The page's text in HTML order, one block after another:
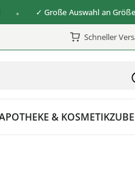
✓ Große Auswahl an Größen &
Schneller
& KOSMETIK